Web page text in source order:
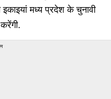
इकाइयां मध्य प्रदेश के चुनावी